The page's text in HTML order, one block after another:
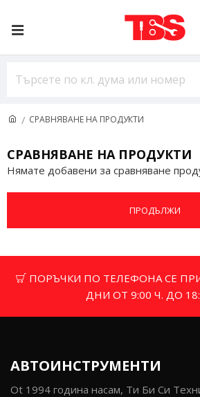
СРАВНЯВАНЕ НА ПРОДУКТИ
СРАВНЯВАНЕ НА ПРОДУКТИ
Нямате добавени за сравняване
ПРОДЪЛЖИ
ПОРЪЧКИ ПО ТЕЛЕФОНА СЕ
ДНИ ОТ 9:00 Ч. ДО
АВТОИНСТРУМЕНТИ
Ot 1994 година насам, Ти Би Си